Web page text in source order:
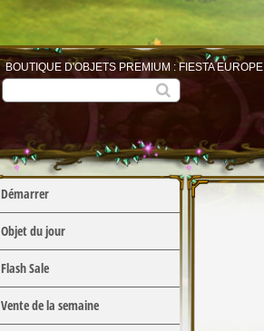
BOUTIQUE D'OBJETS PREMIUM : FIESTA EUROPE
Démarrer
Objet du jour
Flash Sale
Vente de la semaine